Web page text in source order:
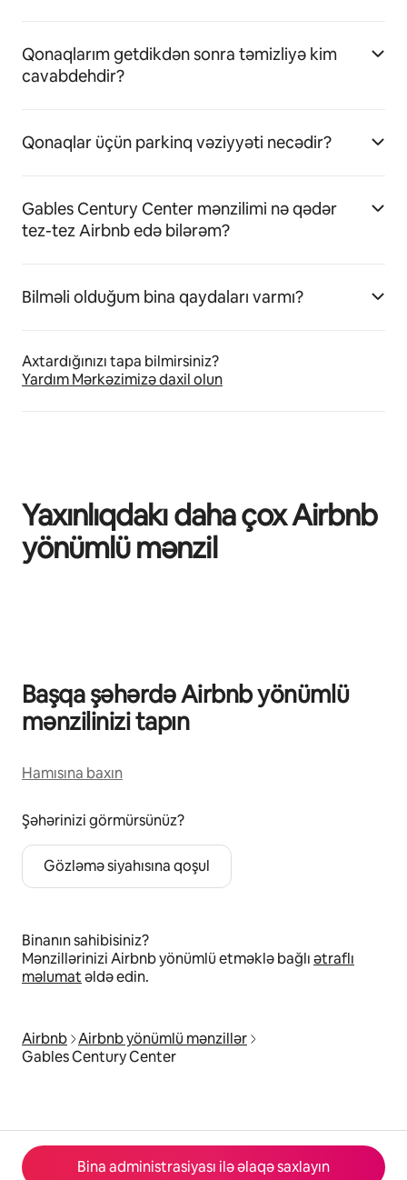
Bina administrasiyası ilə əlaqə saxlayın
Qonaqlarım getdikdən sonra təmizliyə kim
cavabdehdir?
Qonaqlar üçün parkinq vəziyyəti necədir?
Gables Century Center mənzilimi nə qədər
tez-tez Airbnb edə bilərəm?
Bilməli olduğum bina qaydaları varmı?
Axtardığınızı tapa bilmirsiniz?
Yardım Mərkəzimizə daxil olun
Yaxınlıqdakı daha çox Airbnb
yönümlü mənzil
Başqa şəhərdə Airbnb yönümlü
mənzilinizi tapın
Hamısına baxın
Şəhərinizi görmürsünüz?
Gözləmə siyahısına qoşul
Binanın sahibisiniz?
Mənzillərinizi Airbnb yönümlü etməklə bağlıətraflı
məlumatəldə edin.
Airbnb Airbnb yönümlü mənzillər
Gables Century Center